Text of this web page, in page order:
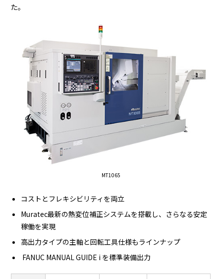
た。
MT1065
コストとフレキシビリティを両立
Muratec最新の熱変位補正システムを搭載し、さらなる安定
稼働を実現
高出力タイプの主軸と回転工具仕様もラインナップ
FANUC MANUAL GUIDE i を標準装備出力